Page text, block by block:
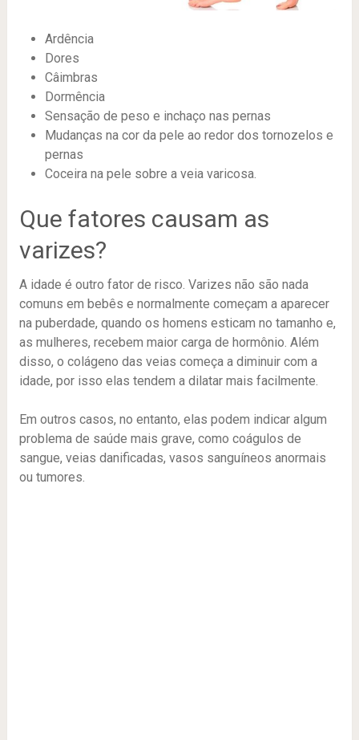
Ardência
Dores
Câimbras
Dormência
Sensação de peso e inchaço nas pernas
Mudanças na cor da pele ao redor dos tornozelos e
pernas
Coceira na pele sobre a veia varicosa.
Que fatores causam as
varizes?
A idade é outro fator de risco. Varizes não são nada
comuns em bebês e normalmente começam a aparecer
na puberdade, quando os homens esticam no tamanho e,
as mulheres, recebem maior carga de hormônio. Além
disso, o colágeno das veias começa a diminuir com a
idade, por isso elas tendem a dilatar mais facilmente.
Em outros casos, no entanto, elas podem indicar algum
problema de saúde mais grave, como coágulos de
sangue, veias danificadas, vasos sanguíneos anormais
ou tumores.